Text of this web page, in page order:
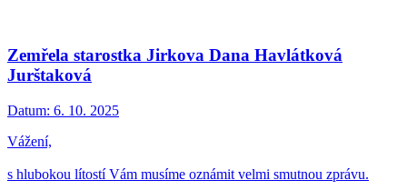
Zemřela starostka Jirkova Dana Havlátková
Jurštaková
Datum: 6. 10. 2025
Vážení,
s hlubokou lítostí Vám musíme oznámit velmi smutnou zprávu.